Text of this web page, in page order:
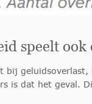
speelt ook
bij
is dat het geval.